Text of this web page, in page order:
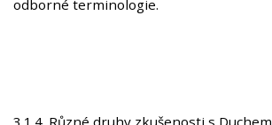
odborné terminologie.
3.1.4. Různé druhy zkušenosti s Duchem